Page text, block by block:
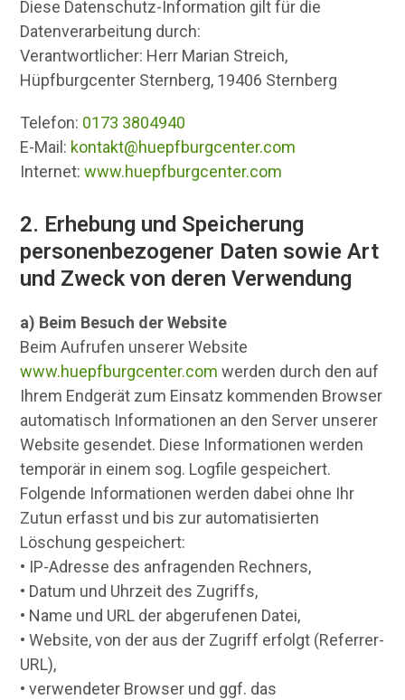
Diese Datenschutz-Information gilt für die
Datenverarbeitung durch:
Verantwortlicher: Herr Marian Streich,
Hüpfburgcenter Sternberg, 19406 Sternberg
Telefon: 0173 3804940
E-Mail: kontakt@huepfburgcenter.com
Internet:www.huepfburgcenter.com
2. Erhebung und Speicherung
personenbezogener Daten sowie Art
und Zweck von deren Verwendung
a) Beim Besuch der Website
Beim Aufrufen unserer Website
www.huepfburgcenter.com werden durch den auf
Ihrem Endgerät zum Einsatz kommenden Browser
automatisch Informationen an den Server unserer
Website gesendet. Diese Informationen werden
temporär in einem sog. Logfile gespeichert.
Folgende Informationen werden dabei ohne Ihr
Zutun erfasst und bis zur automatisierten
Löschung gespeichert:
• IP-Adresse des anfragenden Rechners,
• Datum und Uhrzeit des Zugriffs,
• Name und URL der abgerufenen Datei,
• Website, von der aus der Zugriff erfolgt (Referrer-
URL),
• verwendeter Browser und ggf. das